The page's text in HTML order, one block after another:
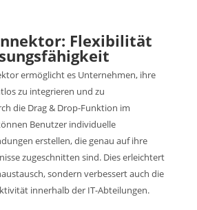
Flexibilität
ermöglicht es Unternehmen, ihre
zu integrieren und zu
die Drag & Drop-Funktion im
Benutzer individuelle
erstellen, die genau auf ihre
zugeschnitten sind. Dies erleichtert
sondern verbessert auch die
innerhalb der IT-Abteilungen.